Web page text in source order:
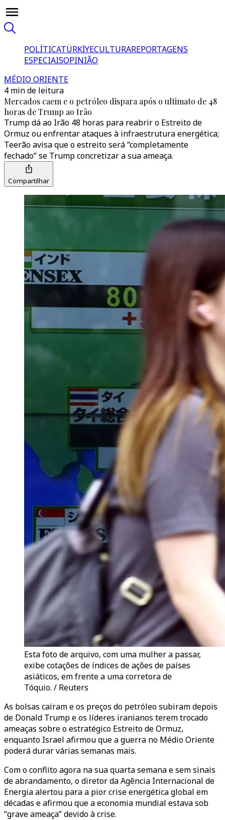
POLÍTICATÜRKİYECULTURAREPORTAGENS
ESPECIAISOPINIÃO
MÉDIO ORIENTE
4 min de leitura
Mercados caem e o petróleo dispara após o ultimato de 48
horas de Trump ao Irão
Trump dá ao Irão 48 horas para reabrir o Estreito de
Ormuz ou enfrentar ataques à infraestrutura energética;
Teerão avisa que o estreito será “completamente
fechado” se Trump concretizar a sua ameaça.
Compartilhar
Esta foto de arquivo, com uma mulher a passar,
exibe cotações de índices de ações de países
asiáticos, em frente a uma corretora de
Tóquio. / Reuters
As bolsas caíram e os preços do petróleo subiram depois
de Donald Trump e os líderes iranianos terem trocado
ameaças sobre o estratégico Estreito de Ormuz,
enquanto Israel afirmou que a guerra no Médio Oriente
poderá durar várias semanas mais.
Com o conflito agora na sua quarta semana e sem sinais
de abrandamento, o diretor da Agência Internacional de
Energia alertou para a pior crise energética global em
décadas e afirmou que a economia mundial estava sob
“grave ameaça” devido à crise.